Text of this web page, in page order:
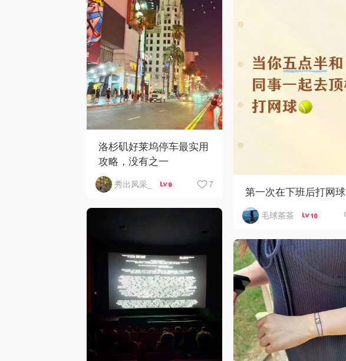
洛杉矶好莱坞停车最实用
攻略，没有之一
秀出风采_ 9 7 第一次在下班后打网球
毛球茶茶 10